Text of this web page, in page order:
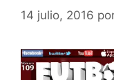
14 julio, 2016